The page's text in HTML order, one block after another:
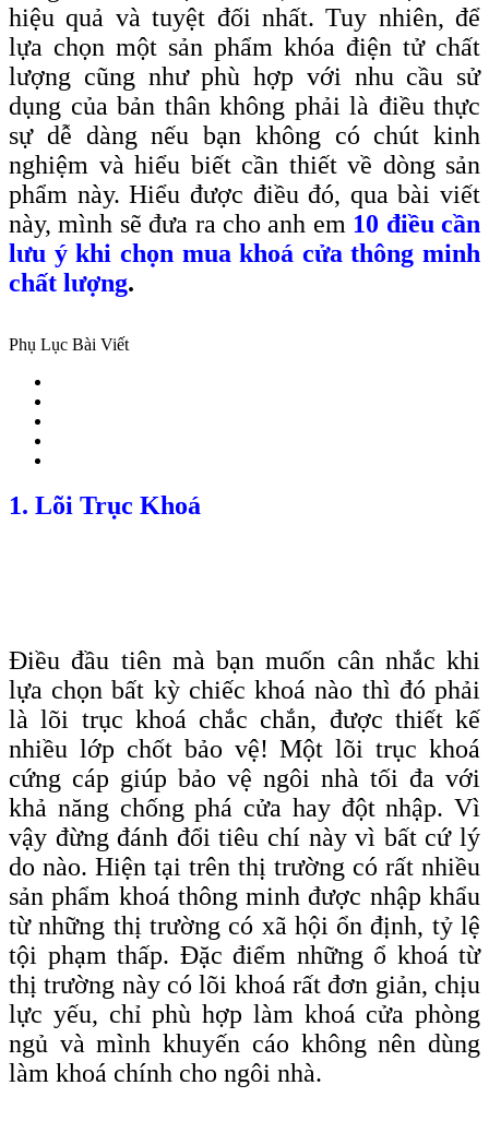
hiệu quả và tuyệt đối nhất. Tuy nhiên, để
lựa chọn một sản phẩm khóa điện tử chất
lượng cũng như phù hợp với nhu cầu sử
dụng của bản thân không phải là điều thực
sự dễ dàng nếu bạn không có chút kinh
nghiệm và hiểu biết cần thiết về dòng sản
phẩm này. Hiểu được điều đó, qua bài viết
này, mình sẽ đưa ra cho anh em 10 điều cần
lưu ý khi chọn mua khoá cửa thông minh
chất lượng.
Phụ Lục Bài Viết
1. Lõi Trục Khoá
Điều đầu tiên mà bạn muốn cân nhắc khi
lựa chọn bất kỳ chiếc khoá nào thì đó phải
là lõi trục khoá chắc chắn, được thiết kế
nhiều lớp chốt bảo vệ! Một lõi trục khoá
cứng cáp giúp bảo vệ ngôi nhà tối đa với
khả năng chống phá cửa hay đột nhập. Vì
vậy đừng đánh đổi tiêu chí này vì bất cứ lý
do nào. Hiện tại trên thị trường có rất nhiều
sản phẩm khoá thông minh được nhập khẩu
từ những thị trường có xã hội ổn định, tỷ lệ
tội phạm thấp. Đặc điểm những ổ khoá từ
thị trường này có lõi khoá rất đơn giản, chịu
lực yếu, chỉ phù hợp làm khoá cửa phòng
ngủ và mình khuyến cáo không nên dùng
làm khoá chính cho ngôi nhà.